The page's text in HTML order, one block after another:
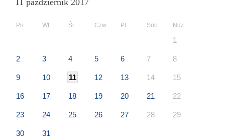
11 październik 2017
Pn Wt Śr Czw Pt Sob Ndz
1
2 3 4 5 6 7 8
9 10 11 12 13 14 15
16 17 18 19 20 21 22
23 24 25 26 27 28 29
30 31